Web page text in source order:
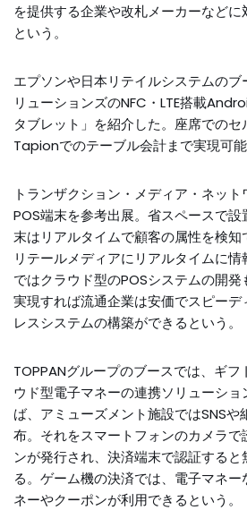
を提供する企業や改札メーカーなど
という。
エプソンや日本リテイルシステムの
リューションズのNFC・LTE搭載
タブレット」を紹介した。座席でのセ
Tapionでのテーブル会計まで実現可能
トランザクション・メディア・ネッ
POS端末を参考出展。省スペースで
末はリアルタイムで顧客の属性を検知
リテールメディアにリアルタイムに
ではクラウド型のPOSシステムの開
実現すれば流通企業は安価でスピーデ
レスシステムの構築ができるという。
TOPPANグループのブースでは、ギフ
ウド型電子マネーの連携ソリューショ
ば、アミューズメント施設ではSNS
布。それをスマートフォンのカメラ
ンが発行され、決済端末で認証する
る。ゲーム機の決済では、電子マネ
ネーやクーポンが利用できるという。